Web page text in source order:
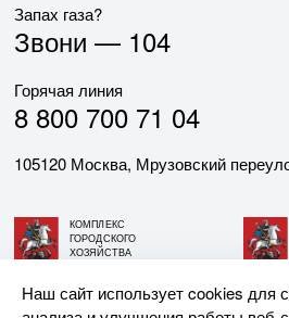
Запах газа?
Звони — 104
Горячая линия
8 800 700 71 04
105120 Москва, Мрузовский
КОМПЛЕКС
ГОРОДСКОГО
ХОЗЯЙСТВА
Наш сайт использует cookies для